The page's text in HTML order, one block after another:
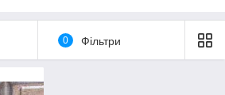
0 Фільтри